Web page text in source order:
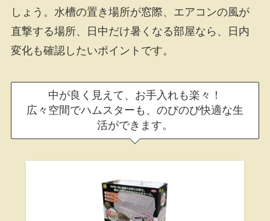
しょう。水槽の置き場所が窓際、エアコンの風が
直撃する場所、日中だけ暑くなる部屋なら、日内
変化も確認したいポイントです。
中が良く見えて、お手入れも楽々！
広々空間でハムスターも、のびのび快適な生
活ができます。